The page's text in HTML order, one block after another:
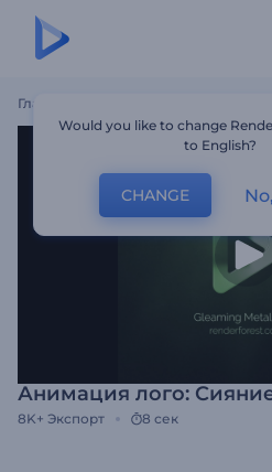
Главная
Анимация лого:
8K+ Экспорт 8 сек
Would you like to change
to English?
CHANGE